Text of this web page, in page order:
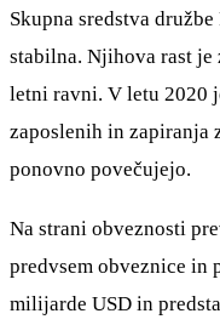
Skupna sredstva
stabilna. Njihova rast je
letni ravni. V letu 2020
zaposlenih in zapiranja
ponovno povečujejo.
Na strani obveznosti
predvsem obveznice in
milijarde USD in